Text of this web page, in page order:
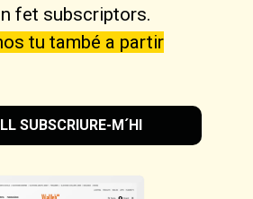
fet subscriptors.
tu també a partir
SUBSCRIURE-M´HI